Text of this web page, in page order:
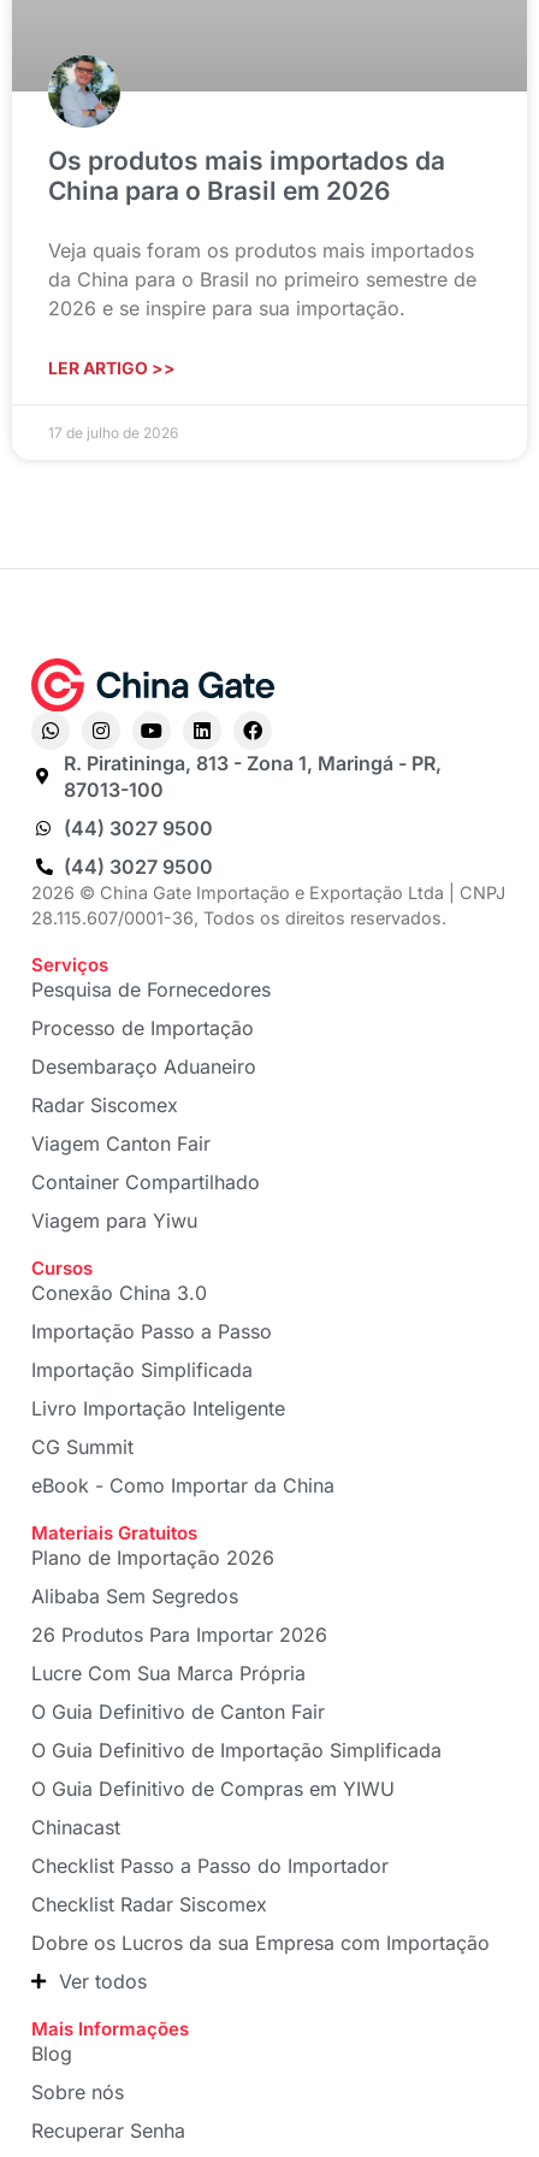
Os produtos mais importados da
China para o Brasil em 2026
Veja quais foram os produtos mais importados
da China para o Brasil no primeiro semestre de
2026 e se inspire para sua importação.
LER ARTIGO >>
17 de julho de 2026
R. Piratininga, 813 - Zona 1, Maringá - PR,
87013-100
(44) 3027 9500
(44) 3027 9500
2026 © China Gate Importação e Exportação Ltda | CNPJ
28.115.607/0001-36, Todos os direitos reservados.
Serviços
Pesquisa de Fornecedores
Processo de Importação
Desembaraço Aduaneiro
Radar Siscomex
Viagem Canton Fair
Container Compartilhado
Viagem para Yiwu
Cursos
Conexão China 3.0
Importação Passo a Passo
Importação Simplificada
Livro Importação Inteligente
CG Summit
eBook - Como Importar da China
Materiais Gratuitos
Plano de Importação 2026
Alibaba Sem Segredos
26 Produtos Para Importar 2026
Lucre Com Sua Marca Própria
O Guia Definitivo de Canton Fair
O Guia Definitivo de Importação Simplificada
O Guia Definitivo de Compras em YIWU
Chinacast
Checklist Passo a Passo do Importador
Checklist Radar Siscomex
Dobre os Lucros da sua Empresa com Importação
Ver todos
Mais Informações
Blog
Sobre nós
Recuperar Senha